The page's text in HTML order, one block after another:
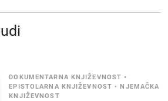
DOKUMENTARNA KNJIŽEVNOST •
EPISTOLARNA KNJIŽEVNOST •NJEMAČKA
KNJIŽEVNOST